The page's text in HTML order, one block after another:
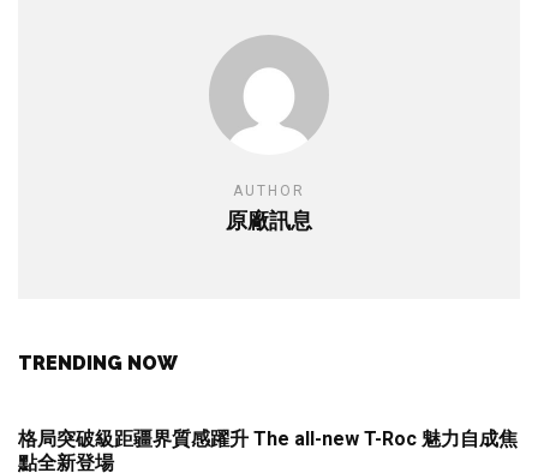
AUTHOR
原廠訊息
TRENDING NOW
格局突破級距疆界質感躍升 The all-new T-Roc 魅力自成焦
點全新登場